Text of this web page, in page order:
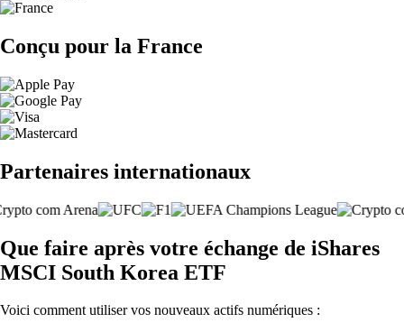
Conçu pour la France
Partenaires internationaux
Que faire après votre échange de iShares
MSCI South Korea ETF
Voici comment utiliser vos nouveaux actifs numériques :